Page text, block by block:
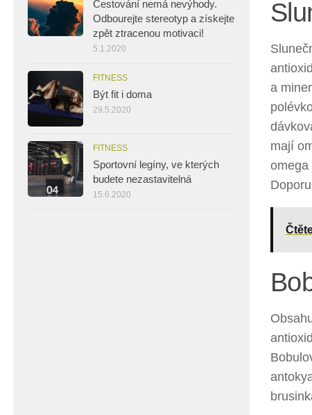
a
mají
omega
Cestování nemá nevýhody.
Odbourejte stereotyp a získejte
zpět ztracenou motivaci!
5.1.2020
FITNESS
Být fit i doma
29.5.2020
FITNESS
Sportovní legíny, ve kterých
budete nezastavitelná
15.6.2020